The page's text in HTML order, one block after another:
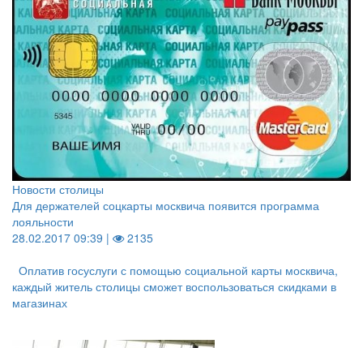
Новости столицы
Для держателей соцкарты москвича появится программа
лояльности
28.02.2017 09:39 |
2135
Оплатив госуслуги с помощью социальной карты москвича,
каждый житель столицы сможет воспользоваться скидками в
магазинах